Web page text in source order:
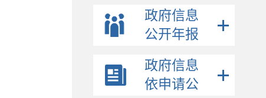
事业单位招考
公示公告
政策解读
政府信息
公开年报
政府信息
依申请公